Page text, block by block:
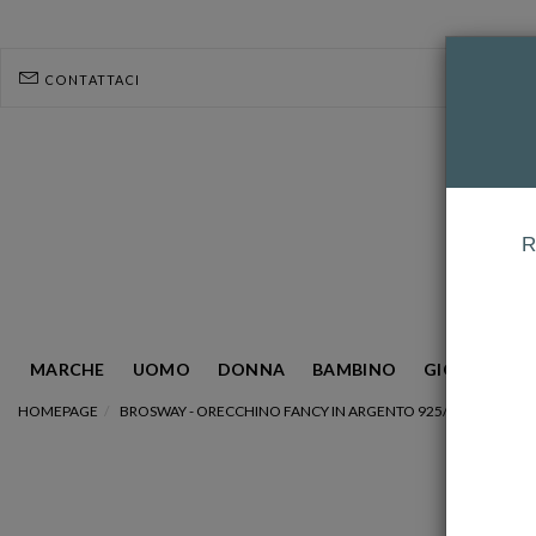
CONTATTACI
MARCHE UOMO DONNA BAMBINO GIOIELLERIA
HOMEPAGE BROSWAY - ORECCHINO FANCY IN ARGENTO 925/1000